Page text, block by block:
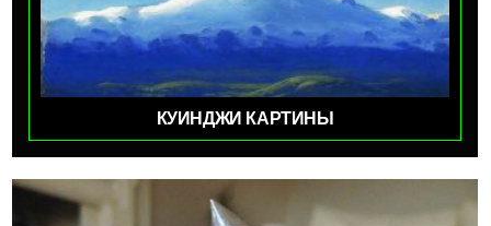
КУИНДЖИ КАРТИНЫ